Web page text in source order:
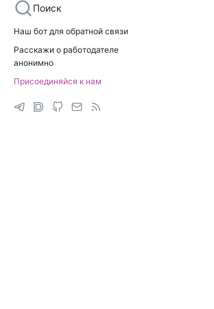
Поиск
Наш бот для обратной связи
Расскажи о работодателе
анонимно
Присоединяйся к нам